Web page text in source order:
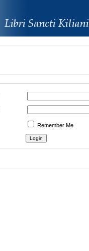
Remember Me